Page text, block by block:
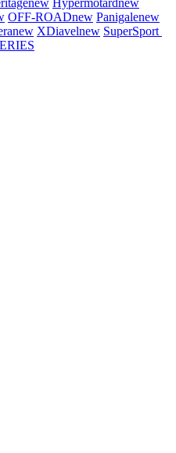
new Hypermotardnew
OFF-ROADnew Panigalenew
new XDiavelnew SuperSport